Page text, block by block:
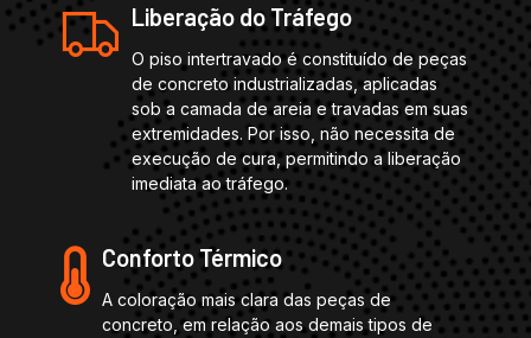
Liberação do Tráfego
O piso intertravado é constituído de peças
de concreto industrializadas, aplicadas
sob a camada de areia e travadas em suas
extremidades. Por isso, não necessita de
execução de cura, permitindo a liberação
imediata ao tráfego.
Conforto Térmico
A coloração mais clara das peças de
concreto, em relação aos demais tipos de